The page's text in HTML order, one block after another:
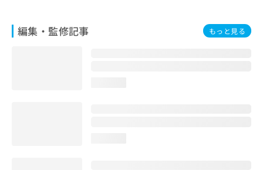
編集・監修記事 もっと見る